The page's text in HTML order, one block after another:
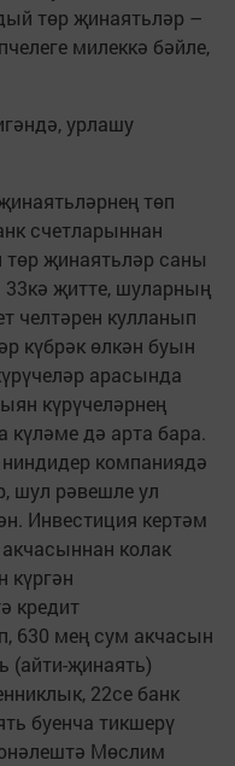
төр җинаятьләр –
милеккә бәйле,
урлашу
төп
счетларыннан
җинаятьләр саны
җитте, шуларның
челтәрен кулланып
күбрәк өлкән буын
арасында
күрүчеләрнең
күләме дә арта бара.
компаниядә
шул рәвешле ул
Инвестиция кертәм
колак
күргән
кредит
630 мең сум акчасын
(айти-җинаять)
22се банк
буенча тикшерү
Мөслим